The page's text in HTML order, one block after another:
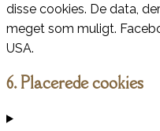
disse cookies. De data,
meget som muligt.
USA.
6. Placerede cookies